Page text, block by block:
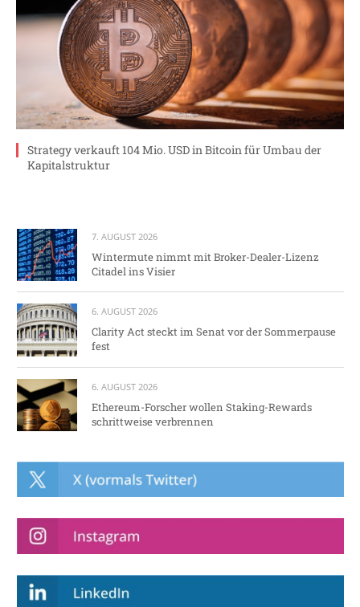
Strategy verkauft 104 Mio. USD in Bitcoin für Umbau der
Kapitalstruktur
7. AUGUST 2026
Wintermute nimmt mit Broker-Dealer-Lizenz
Citadel ins Visier
6. AUGUST 2026
Clarity Act steckt im Senat vor der Sommerpause
fest
6. AUGUST 2026
Ethereum-Forscher wollen Staking-Rewards
schrittweise verbrennen